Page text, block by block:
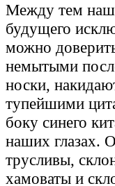
Между тем наш
будущего
можно
немытыми
носки,
тупейшими
боку синего
наших глазах.
трусливы,
хамоваты и